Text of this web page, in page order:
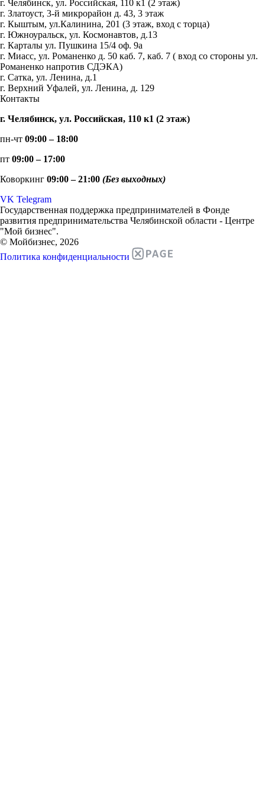
г. Челябинск, ул. Российская, 110 к1 (2 этаж)
г. Златоуст, 3-й микрорайон д. 43, 3 этаж
г. Кыштым, ул.Калинина, 201 (3 этаж, вход с торца)
г. Южноуральск, ул. Космонавтов, д.13
г. Карталы ул. Пушкина 15/4 оф. 9а
г. Миасс, ул. Романенко д. 50 каб. 7, каб. 7 ( вход со стороны ул.
Романенко напротив СДЭКА)
г. Сатка, ул. Ленина, д.1
г. Верхний Уфалей, ул. Ленина, д. 129
Контакты
г. Челябинск, ул. Российская, 110 к1 (2 этаж)
пн-чт 09:00 – 18:00
пт 09:00 – 17:00
Коворкинг 09:00 – 21:00 (Без выходных)
VK Telegram
Государственная поддержка предпринимателей в Фонде
развития предпринимательства Челябинской области - Центре
"Мой бизнес".
© Мойбизнес, 2026
Политика конфиденциальности